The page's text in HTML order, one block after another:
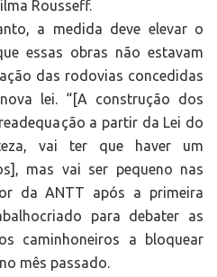
Rousseff.
a medida deve elevar o
essas obras não estavam
das rodovias concedidas
lei. “[A construção dos
a partir da Lei do
vai ter que haver um
mas vai ser pequeno nas
da ANTT após a primeira
para debater as
caminhoneiros a bloquear
mês passado.